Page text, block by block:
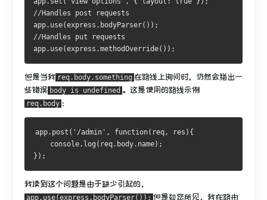
//Handles post requests
app.use(express.bodyParser());
//Handles put requests
app.use(express.methodOverride());
但是当我 req.body.something 在路线上询问时，仍然会指出一
些错误 body is undefined 。 这是使用的路线示例
req.body ：
app.post('/admin', function(req, res){
    console.log(req.body.name);
});
我读到这个问题是由于缺少引起的，
app.use(express.bodyParser()); 但是如您所见，我在路由